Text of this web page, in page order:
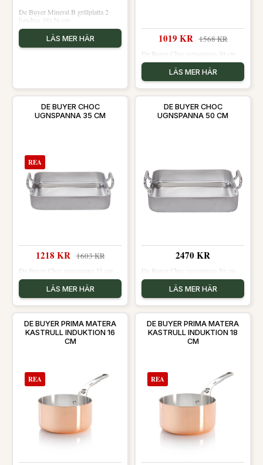
De Buyer Mineral B grillplatta 2
handtag 38x26 cm
LÄS MER HÄR
1019 KR 1568 KR
De Buyer Choc ugnspanna 30 cm
LÄS MER HÄR
DE BUYER CHOC
UGNSPANNA 35 CM
REA
1218 KR 1603 KR
De Buyer Choc ugnspanna 35 cm
LÄS MER HÄR
DE BUYER CHOC
UGNSPANNA 50 CM
2470 KR
De Buyer Choc ugnspanna 50 cm
LÄS MER HÄR
DE BUYER PRIMA MATERA
KASTRULL INDUKTION 16
CM
REA
DE BUYER PRIMA MATERA
KASTRULL INDUKTION 18
CM
REA